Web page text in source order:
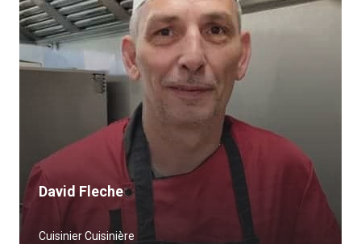
David Fleche
Cuisinier Cuisinière